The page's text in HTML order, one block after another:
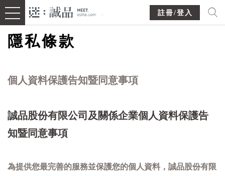
註冊/登入
隱私條款
個人資料保護告知暨同意事項
誠品股份有限公司及關係企業個人資料保護告
知暨同意事項
為提供您最完善的服務並保護您的個人資料，誠品股份有限